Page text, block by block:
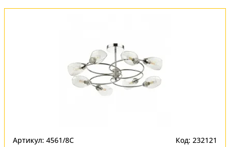
Артикул: 4561/8C Код: 232121